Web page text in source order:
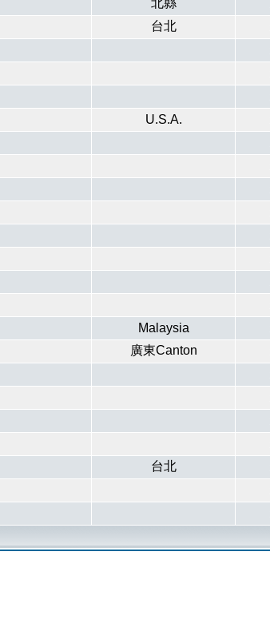
北縣
台北
U.S.A.
Malaysia
廣東Canton
台北